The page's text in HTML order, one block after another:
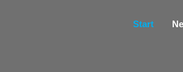
Start